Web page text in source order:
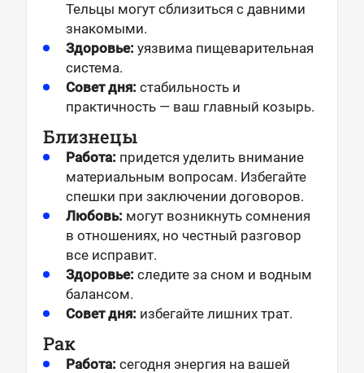
Тельцы могут сблизиться с давними
знакомыми.
Здоровье: уязвима пищеварительная
система.
Совет дня: стабильность и
практичность — ваш главный козырь.
Близнецы
Работа: придется уделить внимание
материальным вопросам. Избегайте
спешки при заключении договоров.
Любовь: могут возникнуть сомнения
в отношениях, но честный разговор
все исправит.
Здоровье: следите за сном и водным
балансом.
Совет дня: избегайте лишних трат.
Рак
Работа: сегодня энергия на вашей